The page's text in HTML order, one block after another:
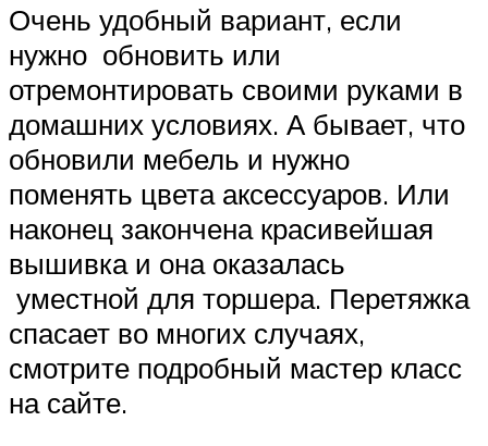
Очень удобный вариант, если
нужно обновить или
отремонтировать своими руками в
домашних условиях. А бывает, что
обновили мебель и нужно
поменять цвета аксессуаров. Или
наконец закончена красивейшая
вышивка и она оказалась
уместной для торшера. Перетяжка
спасает во многих случаях,
смотрите подробный мастер класс
на сайте.